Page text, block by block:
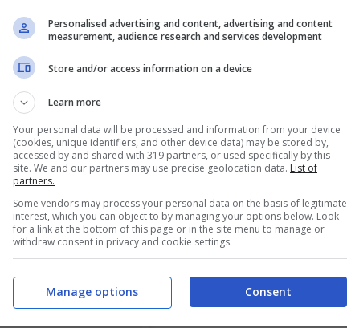
parlare del metodo seguito, confessandosi in
cibo, il che vuol dire aver faticato non poco
però è stato infine ottenuto,
un intero anno.
Personalised advertising and content, advertising and content
measurement, audience research and services development
Store and/or access information on a device
Learn more
Your personal data will be processed and information from your device
(cookies, unique identifiers, and other device data) may be stored by,
accessed by and shared with 319 partners, or used specifically by this
site. We and our partners may use precise geolocation data. List of
partners.
Some vendors may process your personal data on the basis of legitimate
interest, which you can object to by managing your options below. Look
for a link at the bottom of this page or in the site menu to manage or
withdraw consent in privacy and cookie settings.
Consent
Manage options